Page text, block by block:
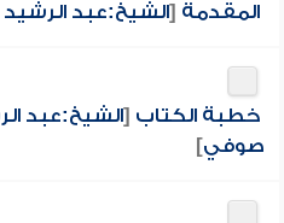
المقدمة [الشيخ:عبد
خطبة الكتاب [الشيخ:عبد
صوفي]